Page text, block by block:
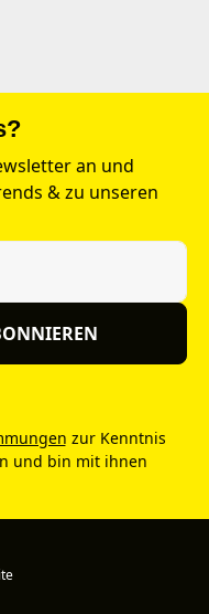
an und
& zu unseren
zur Kenntnis
und bin mit ihnen